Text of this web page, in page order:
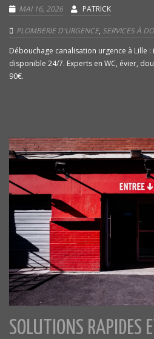
MAI 16, 2026 PATRICK
PLOMBERIE D'URGENCE, SERVICES À
Débouchage canalisation urgence à Lille
disponible 24/7. Experts en WC, évier,
90€.
SOLUTIONS RAPIDES